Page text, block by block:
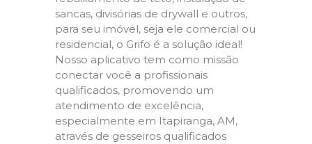
sancas, divisórias de drywall e outros,
para seu imóvel, seja ele comercial ou
residencial, o Grifo é a solução ideal!
Nosso aplicativo tem como missão
conectar você a profissionais
qualificados, promovendo um
atendimento de excelência,
especialmente em Itapiranga, AM,
através de gesseiros qualificados